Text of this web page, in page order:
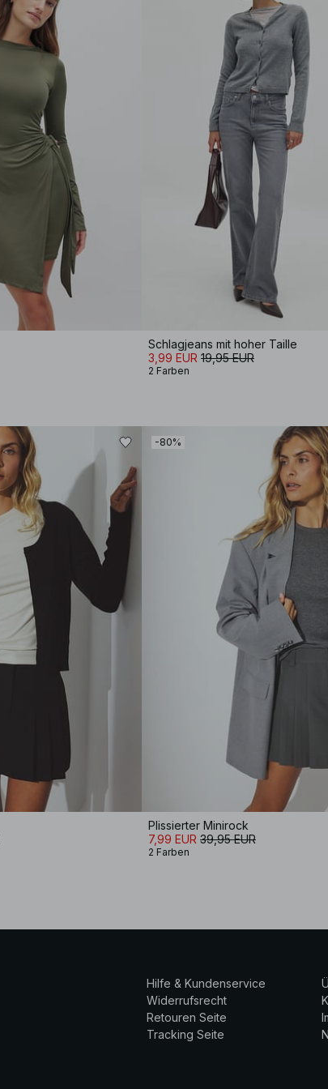
Schlagjeans mit hoher Taille
3,99 EUR 19,95 EUR
2 Farben
-80%
Plissierter Minirock
7,99 EUR 39,95 EUR
2 Farben
Hilfe & Kundenservice
Widerrufsrecht
Retouren Seite
Tracking Seite